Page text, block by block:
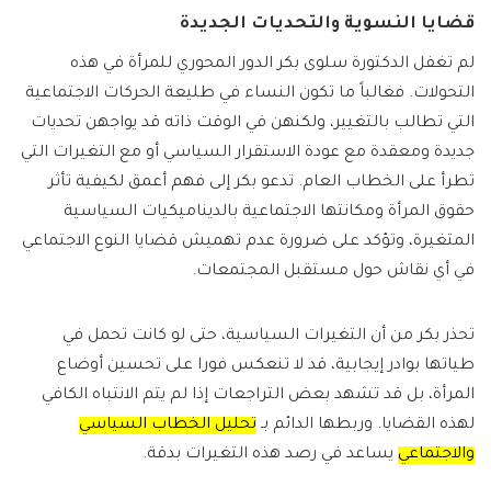
قضايا النسوية والتحديات الجديدة
لم تغفل الدكتورة سلوى بكر الدور المحوري للمرأة في هذه
التحولات. فغالباً ما تكون النساء في طليعة الحركات الاجتماعية
التي تطالب بالتغيير، ولكنهن في الوقت ذاته قد يواجهن تحديات
جديدة ومعقدة مع عودة الاستقرار السياسي أو مع التغيرات التي
تطرأ على الخطاب العام. تدعو بكر إلى فهم أعمق لكيفية تأثر
حقوق المرأة ومكانتها الاجتماعية بالديناميكيات السياسية
المتغيرة، وتؤكد على ضرورة عدم تهميش قضايا النوع الاجتماعي
في أي نقاش حول مستقبل المجتمعات.
تحذر بكر من أن التغيرات السياسية، حتى لو كانت تحمل في
طياتها بوادر إيجابية، قد لا تنعكس فورا على تحسين أوضاع
المرأة، بل قد تشهد بعض التراجعات إذا لم يتم الانتباه الكافي
لهذه القضايا. وربطها الدائم بـ تحليل الخطاب السياسي
والاجتماعي يساعد في رصد هذه التغيرات بدقة.